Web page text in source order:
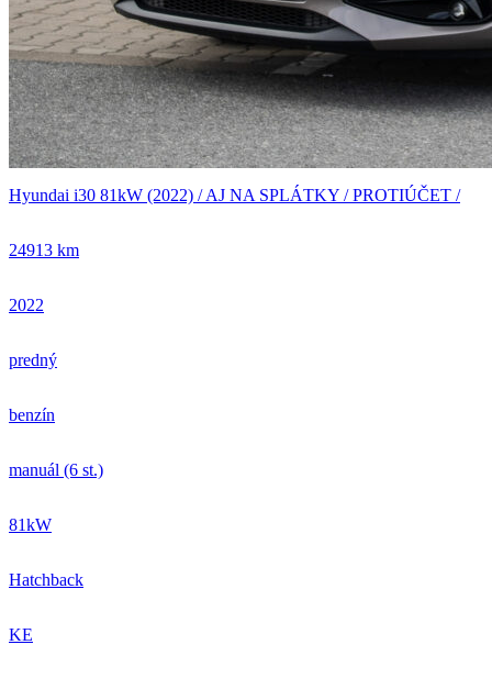
Hyundai i30 81kW (2022) / AJ NA SPLÁTKY / PROTIÚČET /
24913 km
2022
predný
benzín
manuál (6 st.)
81kW
Hatchback
KE